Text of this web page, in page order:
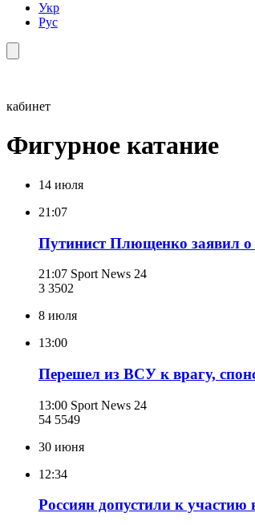
Укр
Рус
кабинет
Фигурное катание
14 июля
21:07
Путинист Плющенко заявил о
21:07 Sport News 24
3 3502
8 июля
13:00
Перешел из ВСУ к врагу,
13:00 Sport News 24
54 5549
30 июня
12:34
Россиян допустили к